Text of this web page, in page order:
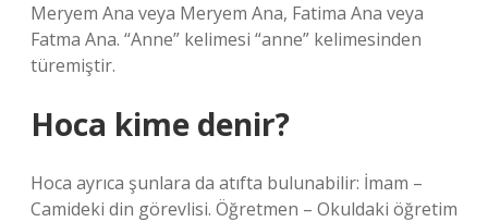
Meryem Ana veya Meryem Ana, Fatima Ana veya
Fatma Ana. “Anne” kelimesi “anne” kelimesinden
türemiştir.
Hoca kime denir?
Hoca ayrıca şunlara da atıfta bulunabilir: İmam –
Camideki din görevlisi. Öğretmen – Okuldaki öğretim